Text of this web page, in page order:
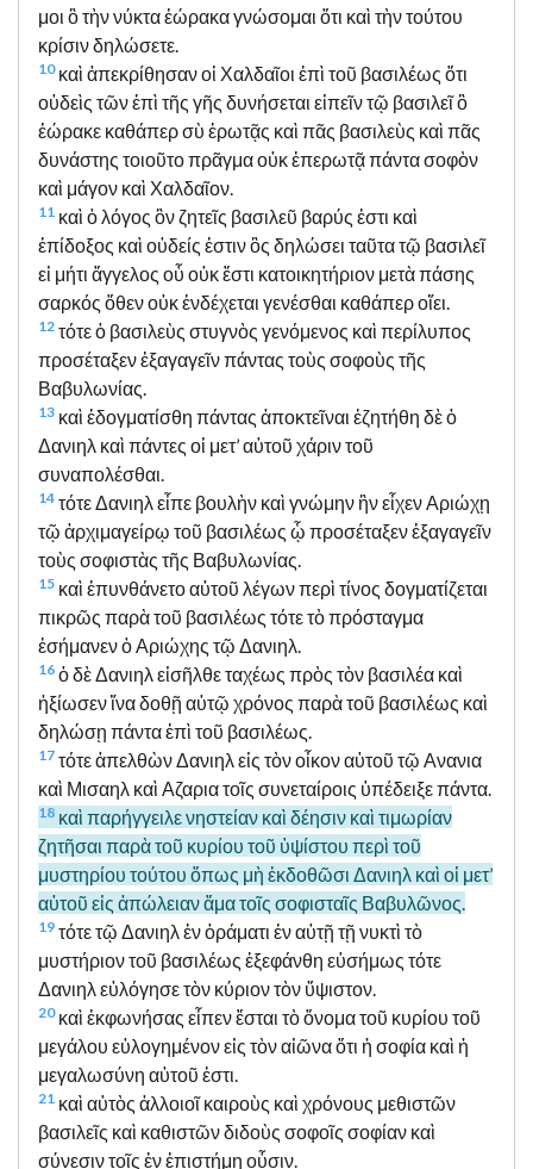
μοι ὃ τὴν νύκτα ἑώρακα γνώσομαι ὅτι καὶ τὴν τούτου
κρίσιν δηλώσετε.
10καὶ ἀπεκρίθησαν οἱ Χαλδαῖοι ἐπὶ τοῦ βασιλέως ὅτι
οὐδεὶς τῶν ἐπὶ τῆς γῆς δυνήσεται εἰπεῖν τῷ βασιλεῖ ὃ
ἑώρακε καθάπερ σὺ ἐρωτᾷς καὶ πᾶς βασιλεὺς καὶ πᾶς
δυνάστης τοιοῦτο πρᾶγμα οὐκ ἐπερωτᾷ πάντα σοφὸν
καὶ μάγον καὶ Χαλδαῖον.
11 καὶ ὁ λόγος ὃν ζητεῖς βασιλεῦ βαρύς ἐστι καὶ
ἐπίδοξος καὶ οὐδείς ἐστιν ὃς δηλώσει ταῦτα τῷ βασιλεῖ
εἰ μήτι ἄγγελος οὗ οὐκ ἔστι κατοικητήριον μετὰ πάσης
σαρκός ὅθεν οὐκ ἐνδέχεται γενέσθαι καθάπερ οἴει.
12 τότε ὁ βασιλεὺς στυγνὸς γενόμενος καὶ περίλυπος
προσέταξεν ἐξαγαγεῖν πάντας τοὺς σοφοὺς τῆς
Βαβυλωνίας.
13 καὶ ἐδογματίσθη πάντας ἀποκτεῖναι ἐζητήθη δὲ ὁ
Δανιηλ καὶ πάντες οἱ μετ’ αὐτοῦ χάριν τοῦ
συναπολέσθαι.
14 τότε Δανιηλ εἶπε βουλὴν καὶ γνώμην ἣν εἶχεν Αριώχῃ
τῷ ἀρχιμαγείρῳ τοῦ βασιλέως ᾧ προσέταξεν ἐξαγαγεῖν
τοὺς σοφιστὰς τῆς Βαβυλωνίας.
15 καὶ ἐπυνθάνετο αὐτοῦ λέγων περὶ τίνος δογματίζεται
πικρῶς παρὰ τοῦ βασιλέως τότε τὸ πρόσταγμα
ἐσήμανεν ὁ Αριώχης τῷ Δανιηλ.
16 ὁ δὲ Δανιηλ εἰσῆλθε ταχέως πρὸς τὸν βασιλέα καὶ
ἠξίωσεν ἵνα δοθῇ αὐτῷ χρόνος παρὰ τοῦ βασιλέως καὶ
δηλώσῃ πάντα ἐπὶ τοῦ βασιλέως.
17 τότε ἀπελθὼν Δανιηλ εἰς τὸν οἶκον αὐτοῦ τῷ Ανανια
καὶ Μισαηλ καὶ Αζαρια τοῖς συνεταίροις ὑπέδειξε πάντα.
18 καὶ παρήγγειλε νηστείαν καὶ δέησιν καὶ τιμωρίαν
ζητῆσαι παρὰ τοῦ κυρίου τοῦ ὑψίστου περὶ τοῦ
μυστηρίου τούτου ὅπως μὴ ἐκδοθῶσι Δανιηλ καὶ οἱ μετ’
αὐτοῦ εἰς ἀπώλειαν ἅμα τοῖς σοφισταῖς Βαβυλῶνος.
19 τότε τῷ Δανιηλ ἐν ὁράματι ἐν αὐτῇ τῇ νυκτὶ τὸ
μυστήριον τοῦ βασιλέως ἐξεφάνθη εὐσήμως τότε
Δανιηλ εὐλόγησε τὸν κύριον τὸν ὕψιστον.
20καὶ ἐκφωνήσας εἶπεν ἔσται τὸ ὄνομα τοῦ κυρίου τοῦ
μεγάλου εὐλογημένον εἰς τὸν αἰῶνα ὅτι ἡ σοφία καὶ ἡ
μεγαλωσύνη αὐτοῦ ἐστι.
21 καὶ αὐτὸς ἀλλοιοῖ καιροὺς καὶ χρόνους μεθιστῶν
βασιλεῖς καὶ καθιστῶν διδοὺς σοφοῖς σοφίαν καὶ
σύνεσιν τοῖς ἐν ἐπιστήμῃ οὖσιν.